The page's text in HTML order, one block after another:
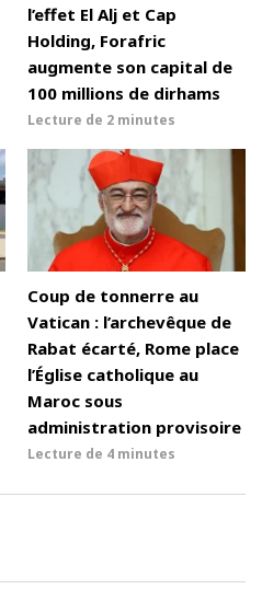
l’effet El Alj et Cap
Holding, Forafric
augmente son capital de
100 millions de dirhams
Lecture de 2 minutes
Coup de tonnerre au
Vatican : l’archevêque de
Rabat écarté, Rome place
l’Église catholique au
Maroc sous
administration provisoire
Lecture de 4 minutes